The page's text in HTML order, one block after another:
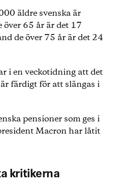
äldre svenska är
65 år är det 17
de över 75 år är det 24
i en veckotidning att det
färdigt för att slängas i
pensioner som ges i
Macron har låtit
kritikerna